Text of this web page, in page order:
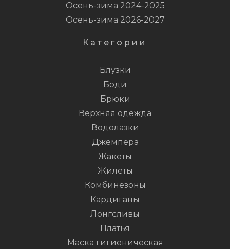
Осень-зима 2024-2025
Осень-зима 2026-2027
Категории
Блузки
Боди
Брюки
Верхняя одежда
Водолазки
Джемпера
Жакеты
Жилеты
Комбинезоны
Кардиганы
Лонгсливы
Платья
Маска гигиеническая